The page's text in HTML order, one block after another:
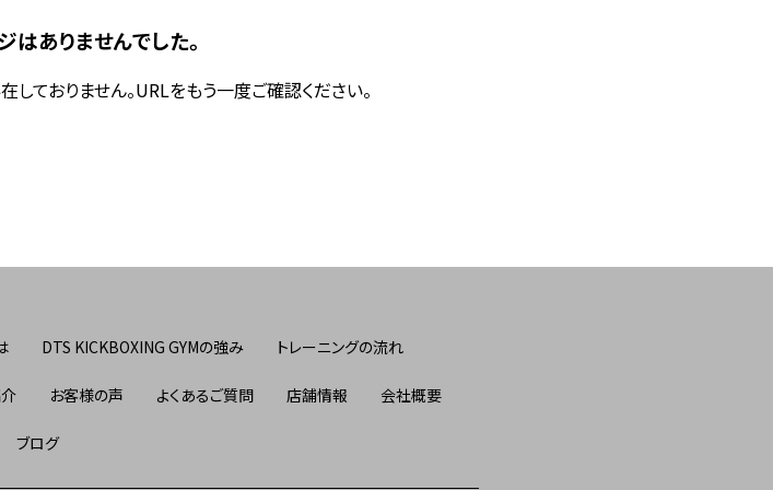
はありませんでした。
ておりません。URLをもう一度ご確認ください。
DTS KICKBOXING GYMの強み トレーニングの流れ
お客様の声 よくあるご質問 店舗情報 会社概要
ブログ